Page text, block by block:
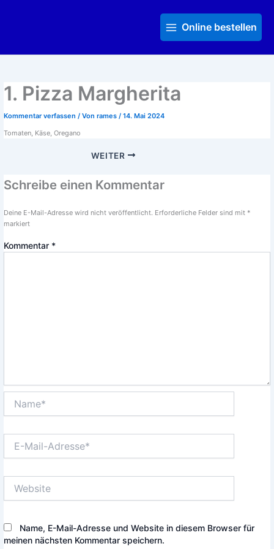
MenuOnline bestellen
1. Pizza Margherita
Kommentar verfassen / Von rames / 14. Mai 2024
Tomaten, Käse, Oregano
WEITER
Schreibe einen Kommentar
Deine E-Mail-Adresse wird nicht veröffentlicht. Erforderliche Felder sind mit *
markiert
Kommentar *
Mail-
Name, E-Mail-Adresse und Website in diesem Browser für
meinen nächsten Kommentar speichern.